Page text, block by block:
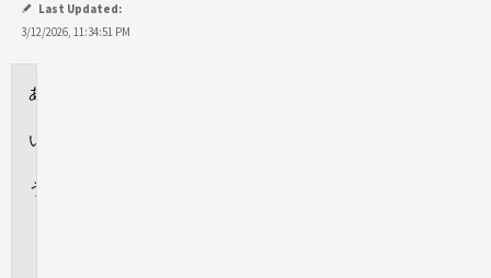
Last Updated:
3/12/2026, 11:34:51 PM